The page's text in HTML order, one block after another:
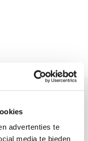
advertenties te
media te bieden
en